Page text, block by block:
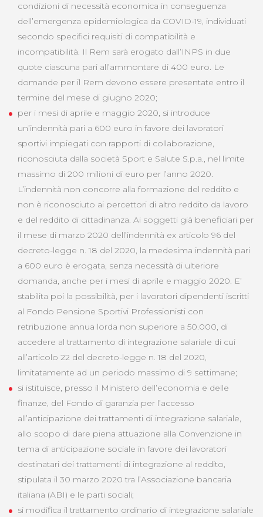
condizioni di necessità economica in conseguenza
dell’emergenza epidemiologica da COVID-19, individuati
secondo specifici requisiti di compatibilità e
incompatibilità. Il Rem sarà erogato dall’INPS in due
quote ciascuna pari all’ammontare di 400 euro. Le
domande per il Rem devono essere presentate entro il
termine del mese di giugno 2020;
per i mesi di aprile e maggio 2020, si introduce
un’indennità pari a 600 euro in favore dei lavoratori
sportivi impiegati con rapporti di collaborazione,
riconosciuta dalla società Sport e Salute S.p.a., nel limite
massimo di 200 milioni di euro per l’anno 2020.
L’indennità non concorre alla formazione del reddito e
non è riconosciuto ai percettori di altro reddito da lavoro
e del reddito di cittadinanza. Ai soggetti già beneficiari per
il mese di marzo 2020 dell’indennità ex articolo 96 del
decreto-legge n. 18 del 2020, la medesima indennità pari
a 600 euro è erogata, senza necessità di ulteriore
domanda, anche per i mesi di aprile e maggio 2020. E’
stabilita poi la possibilità, per i lavoratori dipendenti iscritti
al Fondo Pensione Sportivi Professionisti con
retribuzione annua lorda non superiore a 50.000, di
accedere al trattamento di integrazione salariale di cui
all’articolo 22 del decreto-legge n. 18 del 2020,
limitatamente ad un periodo massimo di 9 settimane;
si istituisce, presso il Ministero dell’economia e delle
finanze, del Fondo di garanzia per l’accesso
all’anticipazione dei trattamenti di integrazione salariale,
allo scopo di dare piena attuazione alla Convenzione in
tema di anticipazione sociale in favore dei lavoratori
destinatari dei trattamenti di integrazione al reddito,
stipulata il 30 marzo 2020 tra l’Associazione bancaria
italiana (ABI) e le parti sociali;
si modifica il trattamento ordinario di integrazione salariale